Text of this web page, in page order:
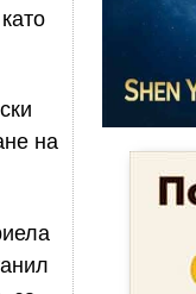
на